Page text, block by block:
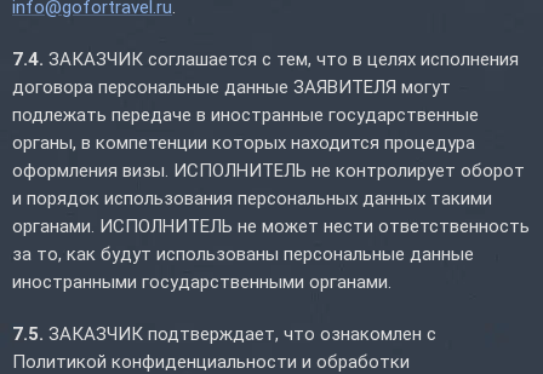
info@gofortravel.ru.
7.4. ЗАКАЗЧИК соглашается с тем, что в целях исполнения
договора персональные данные ЗАЯВИТЕЛЯ могут
подлежать передаче в иностранные государственные
органы, в компетенции которых находится процедура
оформления визы. ИСПОЛНИТЕЛЬ не контролирует оборот
и порядок использования персональных данных такими
органами. ИСПОЛНИТЕЛЬ не может нести ответственность
за то, как будут использованы персональные данные
иностранными государственными органами.
7.5. ЗАКАЗЧИК подтверждает, что ознакомлен с
Политикой конфиденциальности и обработки